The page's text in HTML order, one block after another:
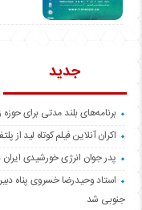
جدید
برنامه‌های بلند مدتی برای حوزه
اکران آنلاین فیلم کوتاه لید از
پدر جوان انرژی خورشیدی
استاد وحیدرضا خسروی پناه
جنوبی شد